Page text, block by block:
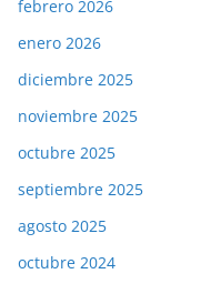
febrero 2026
enero 2026
diciembre 2025
noviembre 2025
octubre 2025
septiembre 2025
agosto 2025
octubre 2024